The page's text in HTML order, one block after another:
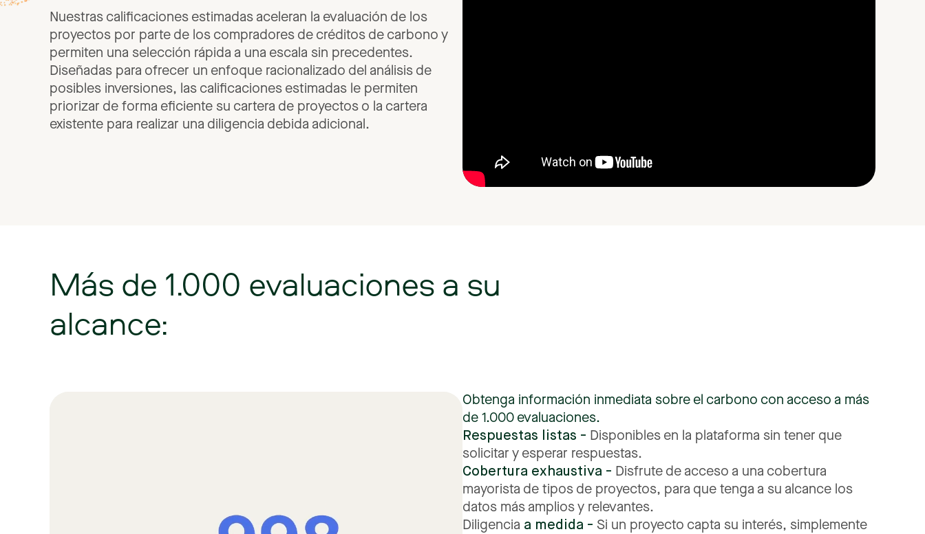
Nuestras calificaciones estimadas aceleran la evaluación de los
proyectos por parte de los compradores de créditos de carbono y
permiten una selección rápida a una escala sin precedentes.
Diseñadas para ofrecer un enfoque racionalizado del análisis de
posibles inversiones, las calificaciones estimadas le permiten
priorizar de forma eficiente su cartera de proyectos o la cartera
existente para realizar una diligencia debida adicional.
Másde 1.000 evaluacionesa su
alcance:
Obtenga información inmediata sobre el carbono con acceso a más
de 1.000 evaluaciones.
Respuestas listas - Disponibles en la plataforma sin tener que
solicitar y esperar respuestas.
Cobertura exhaustiva - Disfrute de acceso a una cobertura
mayorista de tipos de proyectos, para que tenga a su alcance los
datos más amplios y relevantes.
Diligencia a medida - Si un proyecto capta su interés, simplemente